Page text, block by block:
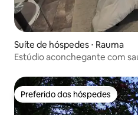
Suíte de hóspedes ⋅ Rauma
Estúdio aconchegante com
Preferido dos hóspedes
Preferido dos hóspedes